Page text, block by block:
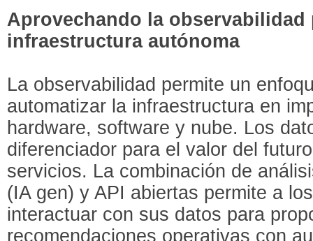
Aprovechando la observabilidad
infraestructura autónoma
La observabilidad permite un
automatizar la infraestructura en
hardware, software y nube. Los
diferenciador para el valor del
servicios. La combinación de
(IA gen) y API abiertas permite a
interactuar con sus datos para
recomendaciones operativas con